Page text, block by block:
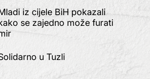
iz cijele BiH pokazali
se zajedno može furati
u Tuzli